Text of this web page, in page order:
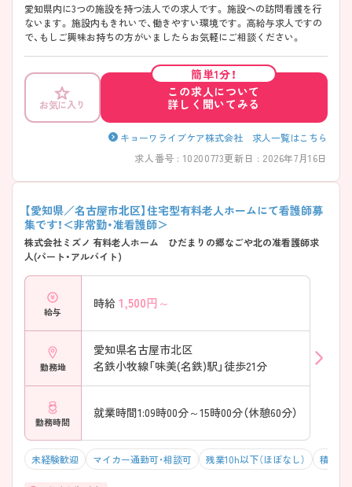
愛知県内に3つの施設を持つ法人での求人です。 施設への訪問看護を行
ないます。 施設内もきれいで、働きやすい環境です。 高給与求人ですの
で、もしご興味お持ちの方がいましたらお気軽にご相談ください。
お気に入り
簡単1分！
この求人について
詳しく聞いてみる
キョーワライブケア株式会社 求人一覧はこちら
求人番号 : 10200773更新日 : 2026年7月16日
【愛知県／名古屋市北区】住宅型有料老人ホームにて看護師募
集です！＜非常勤・准看護師＞
株式会社ミズノ 有料老人ホーム ひだまりの郷なごや北の准看護師求
人(パート・アルバイト)
給与
時給 1,500円～
勤務地
愛知県名古屋市北区
名鉄小牧線「味美(名鉄)駅」徒歩21分
勤務時間
就業時間1:09時00分～15時00分（休憩60分）
未経験歓迎 マイカー通勤可・相談可 残業10h以下（ほぼなし） 積極採